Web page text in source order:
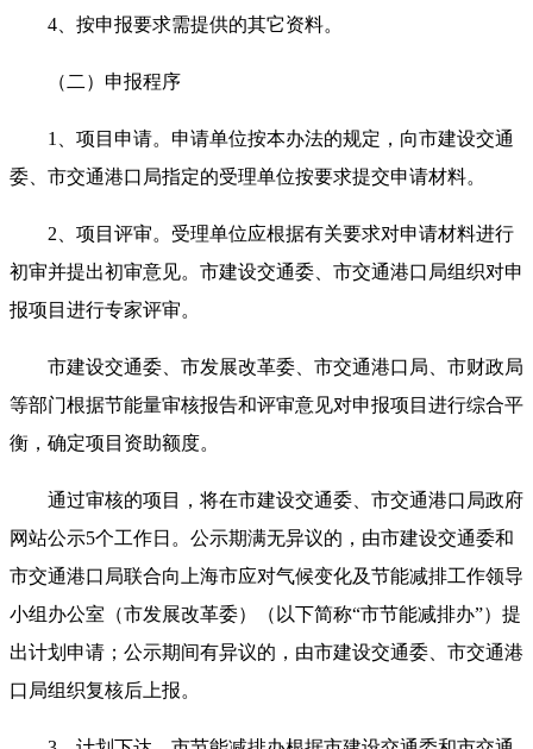
4、按申报要求需提供的其它资料。
（二）申报程序
1、项目申请。申请单位按本办法的规定，向市建设交通
委、市交通港口局指定的受理单位按要求提交申请材料。
2、项目评审。受理单位应根据有关要求对申请材料进行
初审并提出初审意见。市建设交通委、市交通港口局组织对申
报项目进行专家评审。
市建设交通委、市发展改革委、市交通港口局、市财政局
等部门根据节能量审核报告和评审意见对申报项目进行综合平
衡，确定项目资助额度。
通过审核的项目，将在市建设交通委、市交通港口局政府
网站公示5个工作日。公示期满无异议的，由市建设交通委和
市交通港口局联合向上海市应对气候变化及节能减排工作领导
小组办公室（市发展改革委）（以下简称“市节能减排办”）提
出计划申请；公示期间有异议的，由市建设交通委、市交通港
口局组织复核后上报。